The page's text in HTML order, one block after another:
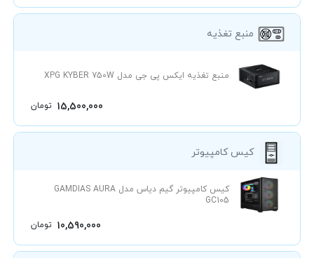
منبع تغذیه
15,500,000 تومان
منبع تغذیه ایکس پی جی مدل XPG KYBER 750W
کیس کامپیوتر
10,590,000 تومان
کیس کامپیوتر گیم دیاس مدل GAMDIAS AURA
GC105